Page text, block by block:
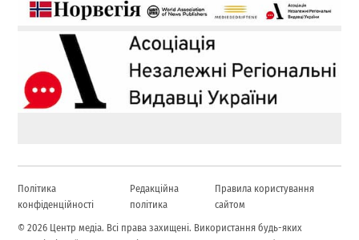
Політика
конфіденційності
Редакційна
політика
Правила користування
сайтом
© 2026 Центр медіа. Всі права захищені. Використання будь-яких